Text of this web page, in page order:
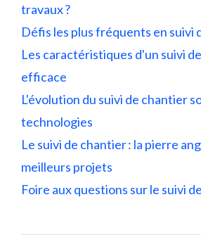
travaux ?
Défis les plus fréquents en suivi
Les caractéristiques d'un suivi
efficace
L'évolution du suivi de chantier
technologies
Le suivi de chantier : la pierre
meilleurs projets
Foire aux questions sur le suivi